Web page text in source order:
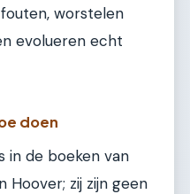
worstelen
evolueren echt
doen
in de boeken van
Hoover; zij zijn geen